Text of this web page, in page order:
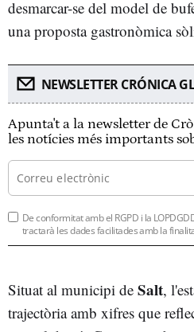
desmarcar-se del model de
una proposta gastronòmica
NEWSLETTER CRÓNICA
Apunta't a la newsletter de
les notícies més importants
De conformitat amb el RGPD i la
tractarà les dades facilitades amb la
Situat al municipi de Salt,
trajectòria amb xifres que